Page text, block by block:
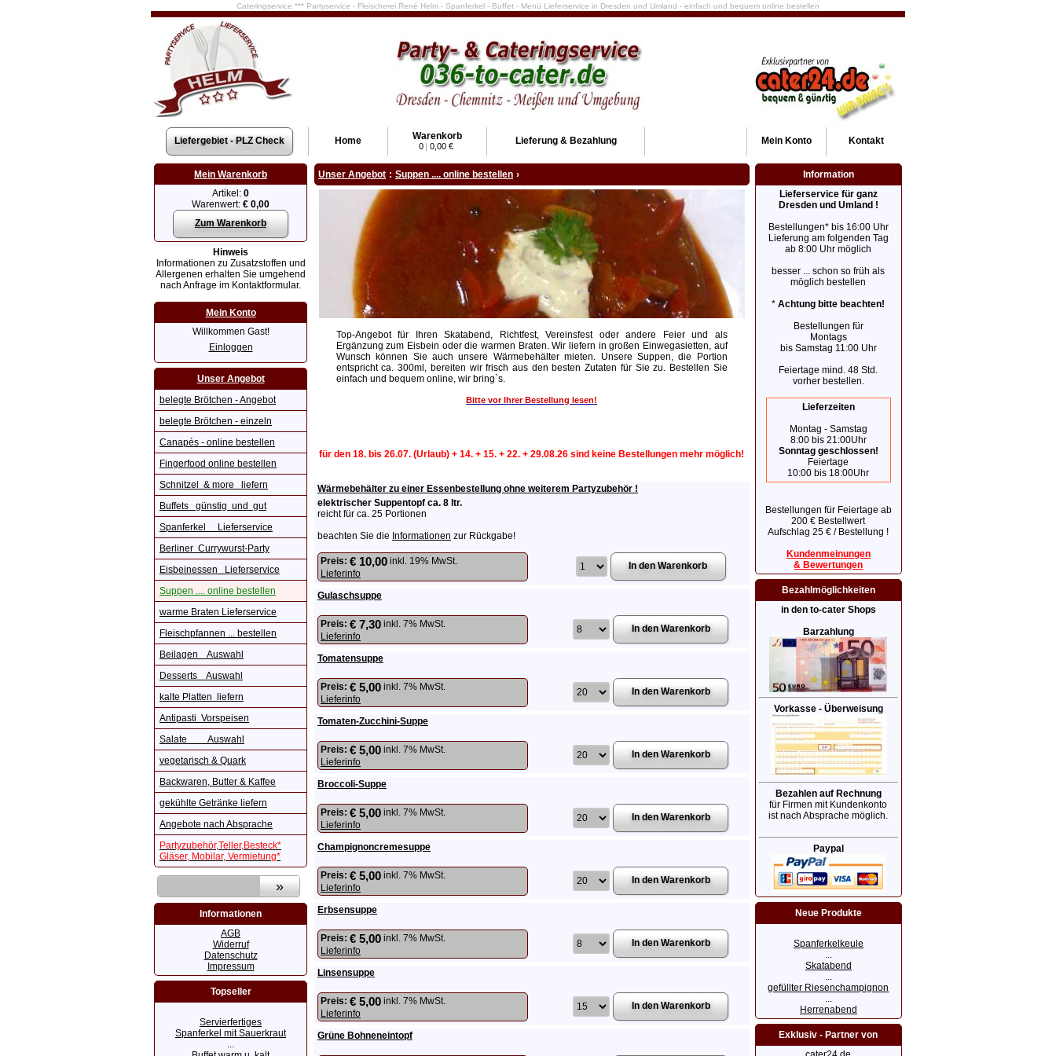
Cateringservice *** Partyservice - Fleischerei René Helm - Spanferkel - Buffet - Menü Lieferservice in Dresden und Umland - einfach und bequem online bestellen
Liefergebiet - PLZ Check Home Warenkorb
0 | 0,00 € Lieferung & Bezahlung Kontakt
Mein Konto
Mein Warenkorb
Artikel: 0
Warenwert: € 0,00
Zum Warenkorb
Hinweis
Informationen zu Zusatzstoffen und
Allergenen erhalten Sie umgehend
nach Anfrage im Kontaktformular.
Mein Konto
Willkommen Gast!
Einloggen
Unser Angebot
belegte Brötchen - Angebot
belegte Brötchen - einzeln
Canapés - online bestellen
Fingerfood online bestellen
Schnitzel & more liefern
Buffets günstig und gut
Spanferkel Lieferservice
Berliner Currywurst-Party
Eisbeinessen Lieferservice
Suppen .... online bestellen
warme Braten Lieferservice
Fleischpfannen ... bestellen
Beilagen Auswahl
Desserts Auswahl
kalte Platten liefern
Antipasti Vorspeisen
Salate Auswahl
vegetarisch & Quark
Backwaren, Butter & Kaffee
gekühlte Getränke liefern
Angebote nach Absprache
Partyzubehör,Teller,Besteck*
Gläser, Mobilar, Vermietung*
Informationen
AGB
Widerruf
Datenschutz
Impressum
Topseller
Servierfertiges
Spanferkel mit Sauerkraut
...
Unser Angebot : Suppen .... online bestellen ›
Top-Angebot für Ihren Skatabend, Richtfest, Vereinsfest oder andere Feier und als
Ergänzung zum Eisbein oder die warmen Braten. Wir liefern in großen Einwegasietten, auf
Wunsch können Sie auch unsere Wärmebehälter mieten. Unsere Suppen, die Portion
entspricht ca. 300ml, bereiten wir frisch aus den besten Zutaten für Sie zu. Bestellen Sie
einfach und bequem online, wir bring`s.
Bitte vor Ihrer Bestellung lesen!
für den 18. bis 26.07. (Urlaub) + 14. + 15. + 22. + 29.08.26 sind keine Bestellungen mehr möglich!
Wärmebehälter zu einer Essenbestellung ohne weiterem Partyzubehör !
elektrischer Suppentopf ca. 8 ltr.
reicht für ca. 25 Portionen
beachten Sie die Informationen zur Rückgabe!
Preis: € 10,00 inkl. 19% MwSt.
Lieferinfo
Gulaschsuppe
Preis: € 7,30 inkl. 7% MwSt.
Lieferinfo
Tomatensuppe
Preis: € 5,00 inkl. 7% MwSt.
Lieferinfo
Tomaten-Zucchini-Suppe
Preis: € 5,00 inkl. 7% MwSt.
Lieferinfo
Broccoli-Suppe
Preis: € 5,00 inkl. 7% MwSt.
Lieferinfo
Champignoncremesuppe
Preis: € 5,00 inkl. 7% MwSt.
Lieferinfo
Erbsensuppe
Preis: € 5,00 inkl. 7% MwSt.
Lieferinfo
Linsensuppe
Preis: € 5,00 inkl. 7% MwSt.
Lieferinfo
Grüne Bohneneintopf
Information
Lieferservice für ganz
Dresden und Umland !
Bestellungen* bis 16:00 Uhr
Lieferung am folgenden Tag
ab 8:00 Uhr möglich
besser ... schon so früh als
möglich bestellen
*Achtung bitte beachten!
Bestellungen für
Montags
bis Samstag 11:00 Uhr
Feiertage mind. 48 Std.
vorher bestellen.
Lieferzeiten
Montag - Samstag
8:00 bis 21:00Uhr
Sonntag geschlossen!
Feiertage
10:00 bis 18:00Uhr
Bestellungen für Feiertage ab
200 € Bestellwert
Aufschlag 25 € / Bestellung !
Kundenmeinungen
& Bewertungen
Bezahlmöglichkeiten
in den to-cater Shops
Barzahlung
Vorkasse - Überweisung
Bezahlen auf Rechnung
für Firmen mit Kundenkonto
ist nach Absprache möglich.
Paypal
Neue Produkte
Spanferkelkeule
...
Skatabend
...
gefüllter Riesenchampignon
...
Herrenabend
Exklusiv - Partner von